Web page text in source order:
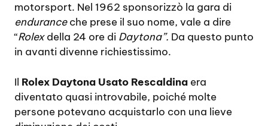
motorsport. Nel 1962 sponsorizzò la gara di
enduranceche prese il suo nome, vale a dire
“Rolexdella 24 ore di Daytona”. Da questo punto
in avanti divenne richiestissimo.
Il Rolex Daytona Usato Rescaldina era
diventato quasi introvabile, poiché molte
persone potevano acquistarlo con una lieve